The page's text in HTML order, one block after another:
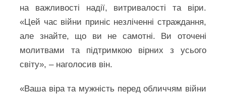
на важливості надії, витривалості та віри.
«Цей час війни приніс незліченні страждання,
але знайте, що ви не самотні. Ви оточені
молитвами та підтримкою вірних з усього
світу», – наголосив він.
«Ваша віра та мужність перед обличчям війни